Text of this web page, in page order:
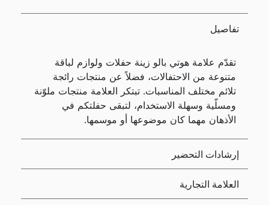
تفاصيل
تقدّم علامة هوتي بالو زينة حفلات ولوازم لباقة
متنوعة من الاحتفالات، فضلاً عن منتجات رائجة
تلائم مختلف المناسبات. تبتكر العلامة منتجات ملوّنة
ومسلّية وسهلة الاستخدام، لتبقى حفلتكم في
الأذهان مهما كان موضوعها أو موسمها.
إرشادات التحضير
العلامة التجارية